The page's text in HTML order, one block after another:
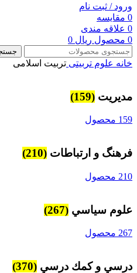
ورود / ثبت نام
0 مقایسه
0 علاقه مندی
0 محصول ریال
خانه علوم تربیتی تربیت اسلامی
مديريت (159)
159 محصول
فرهنگ و ارتباطات (210)
210 محصول
علوم سياسي (267)
267 محصول
درسي و كمك درسي (370)